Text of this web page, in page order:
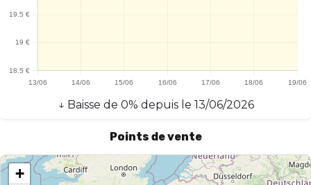
↓ Baisse de 0% depuis le 13/06/2026
Points de vente
+